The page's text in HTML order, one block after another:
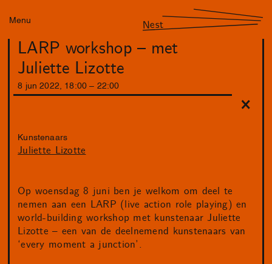
Menu Nest
LARP workshop – met
Juliette Lizotte
8 jun 2022 18 :00 22 :00
Kunstenaars
Juliette Lizotte
Op woensdag 8 juni ben je welkom om deel te
nemen aan een LARP (live action role playing) en
world-building workshop met kunstenaar Juliette
Lizotte – een van de deelnemend kunstenaars van
‘every moment a junction’.